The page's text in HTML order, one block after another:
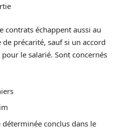
contrats échappent aussi au
précarité, sauf si un accord
le salarié. Sont concernés
déterminée conclus dans le